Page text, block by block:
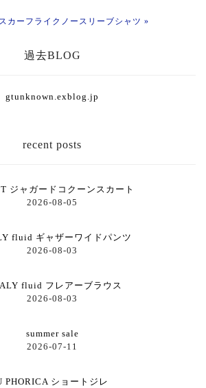
カーフライクノースリーブシャツ »
過去BLOG
gtunknown.exblog.jp
recent posts
ジャガードコクーンスカート
2026-08-05
fluid ギャザーワイドパンツ
2026-08-03
fluid フレアーブラウス
2026-08-03
summer sale
2026-07-11
PHORICA ショートジレ